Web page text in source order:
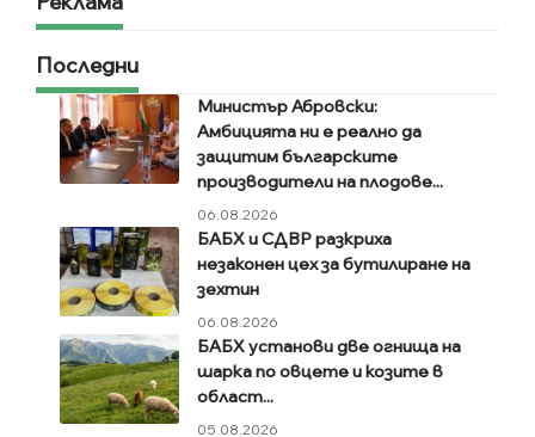
Последни
Министър Абровски:
Амбицията ни е реално да
защитим българските
производители на плодове...
06.08.2026
БАБХ и СДВР разкриха
незаконен цех за бутилиране на
зехтин
06.08.2026
БАБХ установи две огнища на
шарка по овцете и козите в
област...
05.08.2026